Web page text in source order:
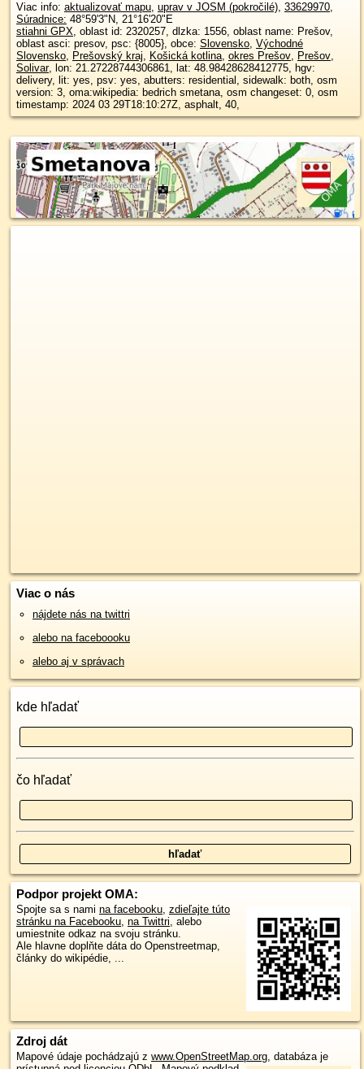
Viac info: aktualizovať mapu, uprav v JOSM (pokročilé), 33629970,
Súradnice: 48°59'3"N, 21°16'20"E
stiahni GPX, oblast id: 2320257, dlzka: 1556, oblast name: Prešov,
oblast asci: presov, psc: {8005}, obce: Slovensko, Východné
Slovensko, Prešovský kraj, Košická kotlina, okres Prešov, Prešov,
Solivar, lon: 21.27228744306861, lat: 48.98428628412775, hgv:
delivery, lit: yes, psv: yes, abutters: residential, sidewalk: both, osm
version: 3, oma:wikipedia: bedrich smetana, osm changeset: 0, osm
timestamp: 2024 03 29T18:10:27Z, asphalt, 40,
Viac o nás
nájdete nás na twittri
alebo na faceboooku
alebo aj v správach
kde hľadať
čo hľadať
Podpor projekt OMA:
Spojte sa s nami na facebooku, zdieľajte túto
stránku na Facebooku, na Twittri, alebo
umiestnite odkaz na svoju stránku.
Ale hlavne doplňte dáta do Openstreetmap,
články do wikipédie, ...
Zdroj dát
Mapové údaje pochádzajú z www.OpenStreetMap.org , databáza je